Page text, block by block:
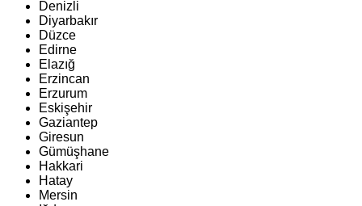
Denizli
Diyarbakır
Düzce
Edirne
Elazığ
Erzincan
Erzurum
Eskişehir
Gaziantep
Giresun
Gümüşhane
Hakkari
Hatay
Mersin